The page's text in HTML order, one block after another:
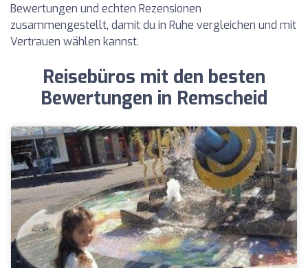
Bewertungen und echten Rezensionen
zusammengestellt, damit du in Ruhe vergleichen und mit
Vertrauen wählen kannst.
Reisebüros mit den besten
Bewertungen in Remscheid